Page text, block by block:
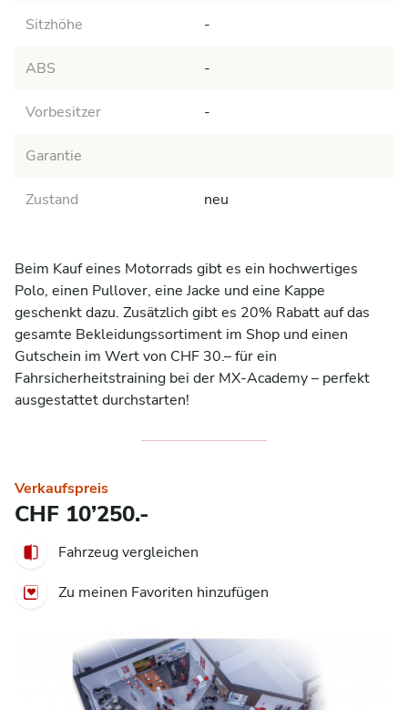
Sitzhöhe -
ABS -
Vorbesitzer -
Garantie
Zustand neu
Beim Kauf eines Motorrads gibt es ein hochwertiges
Polo, einen Pullover, eine Jacke und eine Kappe
geschenkt dazu. Zusätzlich gibt es 20% Rabatt auf das
gesamte Bekleidungssortiment im Shop und einen
Gutschein im Wert von CHF 30.– für ein
Fahrsicherheitstraining bei der MX-Academy – perfekt
ausgestattet durchstarten!
Verkaufspreis
CHF 10’250.-
Fahrzeug vergleichen
Zu meinen Favoriten hinzufügen